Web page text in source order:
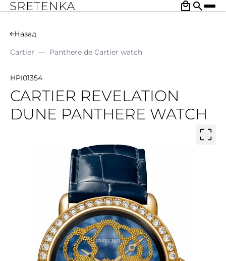
Назад
Cartier — Panthere de Cartier watch
HPI01354
CARTIER REVELATION
DUNE PANTHERE WATCH